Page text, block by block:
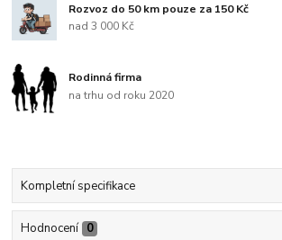
Rozvoz do 50 km pouze za 150 Kč
nad 3 000 Kč
Rodinná firma
na trhu od roku 2020
Kompletní specifikace
Hodnocení 0